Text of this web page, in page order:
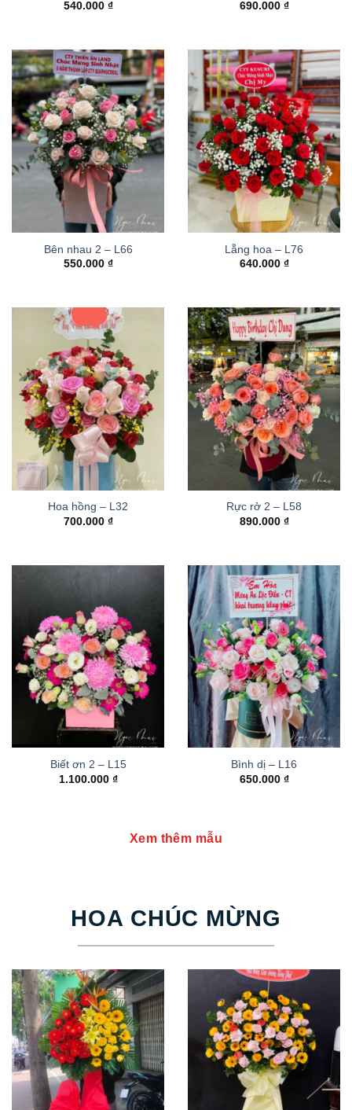
540.000 ₫ 690.000 ₫
Bên nhau 2 – L66
550.000 ₫
Lẵng hoa – L76
640.000 ₫
Hoa hồng – L32
700.000 ₫
Rực rở 2 – L58
890.000 ₫
Biết ơn 2 – L15
1.100.000 ₫
Bình dị – L16
650.000 ₫
Xem thêm mẫu
HOA CHÚC MỪNG